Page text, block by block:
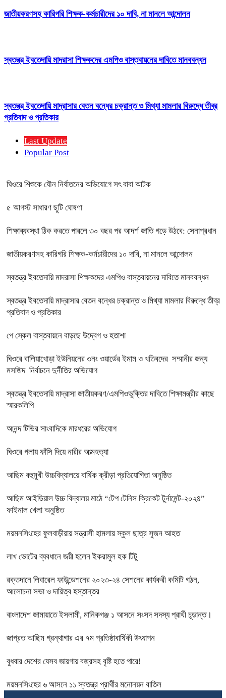
জাতীয়করণসহ কারিগরি শিক্ষক-কর্মচারীদের ১০ দাবি, না মানলে আন্দোলন
স্বতন্ত্র ইবতেদায়ি মাদরাসা শিক্ষকদের এমপিও বাস্তবায়নের দাবিতে মানববন্ধন
স্বতন্ত্র ইবতেদায়ি মাদ্রাসার বেতন বন্ধের চক্রান্ত ও মিথ্যা মামলার বিরুদ্ধে তীব্র
প্রতিবাদ ও প্রতিকার
Last Update
Popular Post
ঘিওরে শিশুকে যৌন নির্যাতনের অভিযোগে সৎ বাবা আটক
৫ আগস্ট সাধারণ ছুটি ঘোষণা
শিক্ষাব্যবস্থা ঠিক করতে পারলে ৩০ বছর পর আদর্শ জাতি গড়ে উঠবে: সেনাপ্রধান
জাতীয়করণসহ কারিগরি শিক্ষক-কর্মচারীদের ১০ দাবি, না মানলে আন্দোলন
স্বতন্ত্র ইবতেদায়ি মাদরাসা শিক্ষকদের এমপিও বাস্তবায়নের দাবিতে মানববন্ধন
স্বতন্ত্র ইবতেদায়ি মাদ্রাসার বেতন বন্ধের চক্রান্ত ও মিথ্যা মামলার বিরুদ্ধে তীব্র
প্রতিবাদ ও প্রতিকার
পে স্কেল বাস্তবায়নে বাড়ছে উদ্বেগ ও হতাশা
ঘিওরে বালিয়াখোড়া ইউনিয়নের ৩নং ওয়ার্ডের ইমাম ও খতিবদের সম্মানীর জন্য
মসজিদ নির্বাচনে দুর্নীতির অভিযোগ
স্বতন্ত্র ইবতেদায়ি মাদ্রাসা জাতীয়করণ/এমপিওভুক্তির দাবিতে শিক্ষামন্ত্রীর কাছে
স্মারকলিপি
আনন্দ টিভির সাংবাদিকে মারধরের অভিযোগ
ঘিওরে গলায় ফাঁসি দিয়ে নারীর আত্মহত্যা
আছিম বহুমুখী উচ্চবিদ্যালয়ে বার্ষিক ক্রীড়া প্রতিযোগিতা অনুষ্ঠিত
আছিম আইডিয়াল উচ্চ বিদ্যালয় মাঠে “টেপ টেনিস ক্রিকেট টুর্নামেন্ট-২০২৪”
ফাইনাল খেলা অনুষ্ঠিত
ময়মনসিংহের ফুলবাড়ীয়ায় সন্ত্রাসী হামলায় স্কুল ছাত্র সুজন আহত
লাখ ভোটের ব্যবধানে জয়ী হলেন ইকরামুল হক টিটু
রক্তদানে লিবারেল ফাউন্ডেশনের ২০২৩-২৪ সেশনের কার্যকরী কমিটি গঠন,
আলোচনা সভা ও দায়িত্ব হস্তান্তর
বাংলাদেশ জামায়াতে ইসলামী, মানিকগঞ্জ ১ আসনে সংসদ সদস্য প্রার্থী চূড়ান্ত।
জাগ্রত আছিম গ্রন্থাগার এর ৭ম প্রতিষ্ঠাবার্ষিকী উৎযাপন
বুধবার দেশের যেসব জায়গায় বজ্রসহ বৃষ্টি হতে পারে!
ময়মনসিংহের ৬ আসনে ১১ স্বতন্ত্র প্রার্থীর মনোনয়ন বাতিল